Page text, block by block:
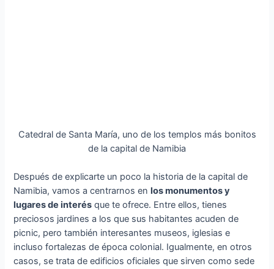
Catedral de Santa María, uno de los templos más bonitos
de la capital de Namibia
Después de explicarte un poco la historia de la capital de
Namibia, vamos a centrarnos enlos monumentos y
lugares de interés que te ofrece. Entre ellos, tienes
preciosos jardines a los que sus habitantes acuden de
picnic, pero también interesantes museos, iglesias e
incluso fortalezas de época colonial. Igualmente, en otros
casos, se trata de edificios oficiales que sirven como sede